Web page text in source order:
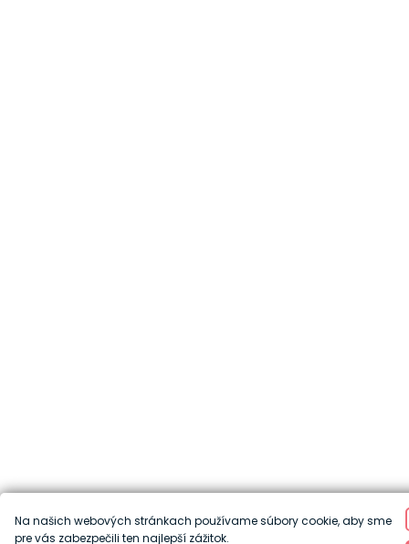
Na našich webových stránkach používame súbory cookie, aby sme
pre vás zabezpečili ten najlepší zážitok.